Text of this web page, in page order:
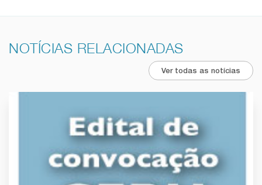
NOTÍCIAS RELACIONADAS
Ver todas as notícias